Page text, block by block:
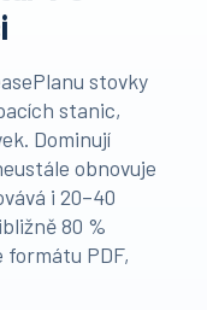
stovky
stanic,
Dominují
obnovuje
i 20–40
80 %
PDF,